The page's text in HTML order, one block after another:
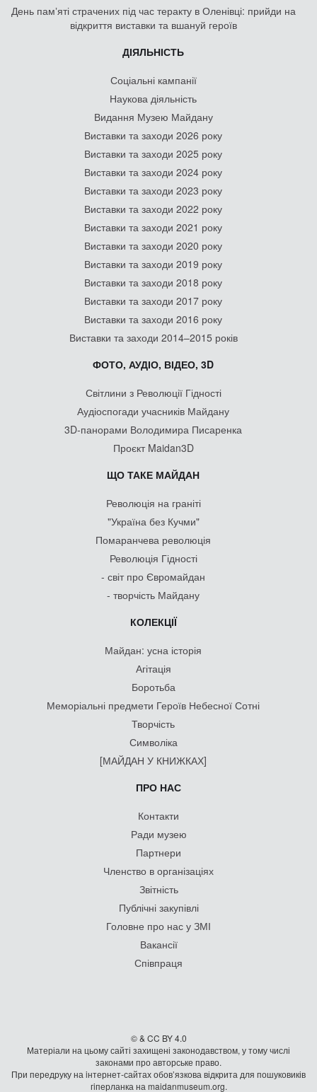
День памʼяті страчених під час теракту в Оленівці: прийди на
відкриття виставки та вшануй героїв
ДІЯЛЬНІСТЬ
Соціальні кампанії
Наукова діяльність
Видання Музею Майдану
Виставки та заходи 2026 року
Виставки та заходи 2025 року
Виставки та заходи 2024 року
Виставки та заходи 2023 року
Виставки та заходи 2022 року
Виставки та заходи 2021 року
Виставки та заходи 2020 року
Виставки та заходи 2019 року
Виставки та заходи 2018 року
Виставки та заходи 2017 року
Виставки та заходи 2016 року
Виставки та заходи 2014–2015 років
ФОТО, АУДІО, ВІДЕО, 3D
Світлини з Революції Гідності
Аудіоспогади учасників Майдану
3D-панорами Володимира Писаренка
Проєкт Maidan3D
ЩО ТАКЕ МАЙДАН
Революція на граніті
"Україна без Кучми"
Помаранчева революція
Революція Гідності
- світ про Євромайдан
- творчість Майдану
КОЛЕКЦІЇ
Майдан: усна історія
Агітація
Боротьба
Меморіальні предмети Героїв Небесної Сотні
Творчість
Символіка
[МАЙДАН У КНИЖКАХ]
ПРО НАС
Контакти
Ради музею
Партнери
Членство в організаціях
Звітність
Публічні закупівлі
Головне про нас у ЗМІ
Вакансії
Співпраця
© & CC BY 4.0
Матеріали на цьому сайті захищені законодавством, у тому числі
законами про авторське право.
При передруку на iнтернет-сайтах обов’язкова відкрита для пошуковиків
гiперланка на maidanmuseum.org.